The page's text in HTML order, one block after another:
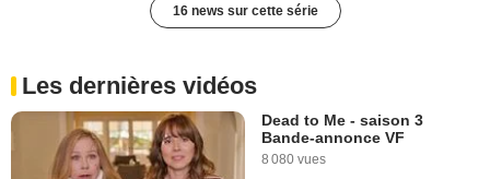
16 news sur cette série
Les dernières vidéos
Dead to Me - saison 3
Bande-annonce VF
8 080 vues